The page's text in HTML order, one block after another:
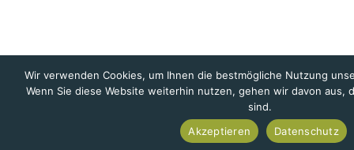
Wir verwenden Cookies, um Ihnen die bestmögliche Nutzung
Wenn Sie diese Website weiterhin nutzen, gehen wir davon aus,
sind.
Akzeptieren
Datenschutz